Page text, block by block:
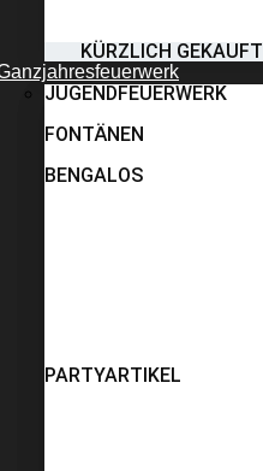
KÜRZLICH GEKAUFT
JUGENDFEUERWERK
FONTÄNEN
BENGALOS
PARTYARTIKEL